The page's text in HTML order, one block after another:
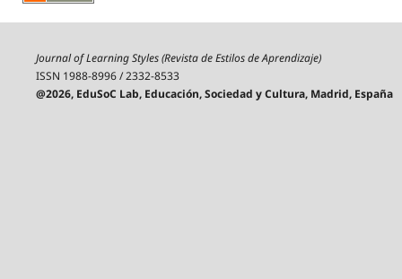
Journal of Learning Styles (Revista de Estilos de Aprendizaje)
ISSN 1988-8996 / 2332-8533
@2026, EduSoC Lab, Educación, Sociedad y Cultura, Madrid, España